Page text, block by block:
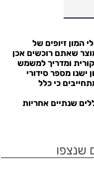
המון זיופים של
שאתם רוכשים אכן
ומדריך למשמש
ישנו מספר סידורי
כי כלל
חדשים וכוללים שנתיים אחריות
שנצפו